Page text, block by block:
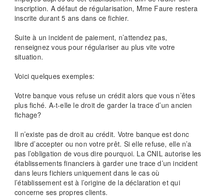
inscription. A défaut de régularisation, Mme Faure restera
inscrite durant 5 ans dans ce fichier.
Suite à un incident de paiement, n’attendez pas,
renseignez vous pour régulariser au plus vite votre
situation.
Voici quelques exemples:
Votre banque vous refuse un crédit alors que vous n’êtes
plus fiché. A-t-elle le droit de garder la trace d’un ancien
fichage?
Il n’existe pas de droit au crédit. Votre banque est donc
libre d’accepter ou non votre prêt. Si elle refuse, elle n’a
pas l’obligation de vous dire pourquoi. La CNIL autorise les
établissements financiers à garder une trace d’un incident
dans leurs fichiers uniquement dans le cas où
l’établissement est à l’origine de la déclaration et qui
concerne ses propres clients.